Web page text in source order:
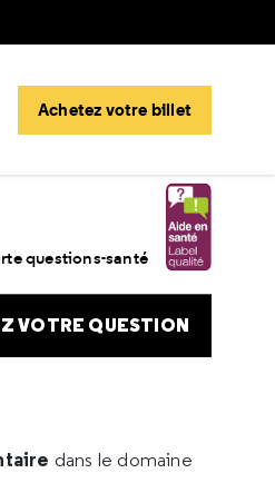
Achetez votre billet
questions-santé
VOTRE QUESTION
dans le domaine